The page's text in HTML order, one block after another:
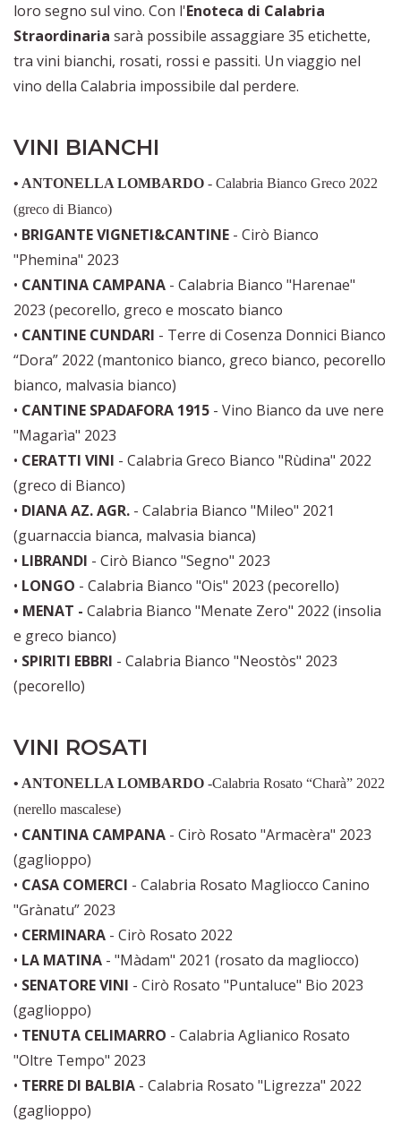
loro segno sul vino. Con l'Enoteca di Calabria
Straordinaria sarà possibile assaggiare 35 etichette,
tra vini bianchi, rosati, rossi e passiti. Un viaggio nel
vino della Calabria impossibile dal perdere.
VINI BIANCHI
• ANTONELLA LOMBARDO - Calabria Bianco Greco 2022
(greco di Bianco)
• BRIGANTE VIGNETI&CANTINE - Cirò Bianco
"Phemina" 2023
• CANTINA CAMPANA - Calabria Bianco "Harenae"
2023 (pecorello, greco e moscato bianco
• CANTINE CUNDARI - Terre di Cosenza Donnici Bianco
“Dora” 2022 (mantonico bianco, greco bianco, pecorello
bianco, malvasia bianco)
• CANTINE SPADAFORA 1915 - Vino Bianco da uve nere
"Magarìa" 2023
• CERATTI VINI - Calabria Greco Bianco "Rùdina" 2022
(greco di Bianco)
• DIANA AZ. AGR. - Calabria Bianco "Mileo" 2021
(guarnaccia bianca, malvasia bianca)
• LIBRANDI - Cirò Bianco "Segno" 2023
• LONGO - Calabria Bianco "Ois" 2023 (pecorello)
• MENAT - Calabria Bianco "Menate Zero" 2022 (insolia
e greco bianco)
• SPIRITI EBBRI - Calabria Bianco "Neostòs" 2023
(pecorello)
VINI ROSATI
• ANTONELLA LOMBARDO -Calabria Rosato “Charà” 2022
(nerello mascalese)
• CANTINA CAMPANA - Cirò Rosato "Armacèra" 2023
(gaglioppo)
• CASA COMERCI - Calabria Rosato Magliocco Canino
"Grànatu” 2023
• CERMINARA - Cirò Rosato 2022
• LA MATINA - "Màdam" 2021 (rosato da magliocco)
• SENATORE VINI - Cirò Rosato "Puntaluce" Bio 2023
(gaglioppo)
• TENUTA CELIMARRO - Calabria Aglianico Rosato
"Oltre Tempo" 2023
• TERRE DI BALBIA - Calabria Rosato "Ligrezza" 2022
(gaglioppo)